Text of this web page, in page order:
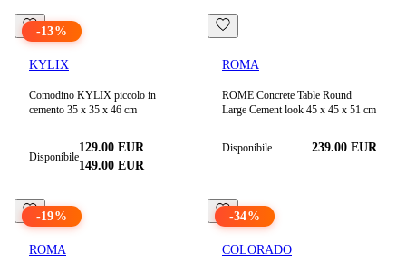
-13%
KYLIX
Comodino KYLIX piccolo in
cemento 35 x 35 x 46 cm
Disponibile
129.00 EUR
149.00 EUR
ROMA
ROME Concrete Table Round
Large Cement look 45 x 45 x 51 cm
Disponibile 239.00 EUR
-19%
ROMA
-34%
COLORADO